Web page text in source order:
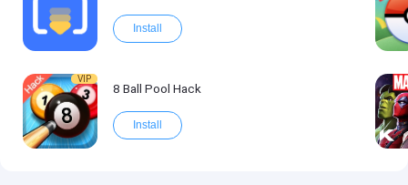
Install
VIP
8 Ball Pool Hack
Install